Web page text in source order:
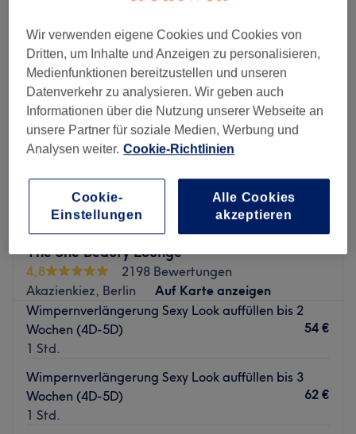
wimpernverlängerung auffüllen in der Nähe von Schöneberg, Berlin
The She Beauty Lounge
4,8
2198 Bewertungen
Akazienkiez, Berlin
Auf Karte anzeigen
Wimpernverlängerung Sexy Look auffüllen bis 2
Wochen (4D-5D)
1 Std.
54 €
Wimpernverlängerung Sexy Look auffüllen bis 3
Wochen (4D-5D)
1 Std.
62 €
Wir verwenden eigene Cookies und Cookies von
Dritten, um Inhalte und Anzeigen zu personalisieren,
Medienfunktionen bereitzustellen und unseren
Datenverkehr zu analysieren. Wir geben auch
Informationen über die Nutzung unserer Webseite an
unsere Partner für soziale Medien, Werbung und
Analysen weiter. Cookie-Richtlinien
Cookie-
Einstellungen
Alle Cookies
akzeptieren